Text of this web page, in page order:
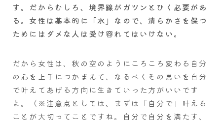
す。だからむしろ、境界線がガツンとひく必要があ
る。女性は基本的に「水」なので、清らかさを保つ
ためにはダメな人は受け容れてはいけない。
だから女性は、秋の空のようにころころ変わる自分
の心を上手につかまえて、なるべくその思いを自分
で叶えてあげる方向に生きていった方がいいです
よ。（※注意点としては、まずは「自分で」叶える
ことが大切ってことですね。自分で自分を満たす、